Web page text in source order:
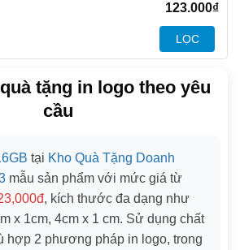
123.000₫
LỌC
tặng in logo theo yêu
cầu
tại Kho Quà Tặng Doanh
mẫu sản phẩm với mức giá từ
, kích thước đa dạng như
x 1cm, 4cm x 1 cm. Sử dụng chất
hợp 2 phương pháp in logo, trong